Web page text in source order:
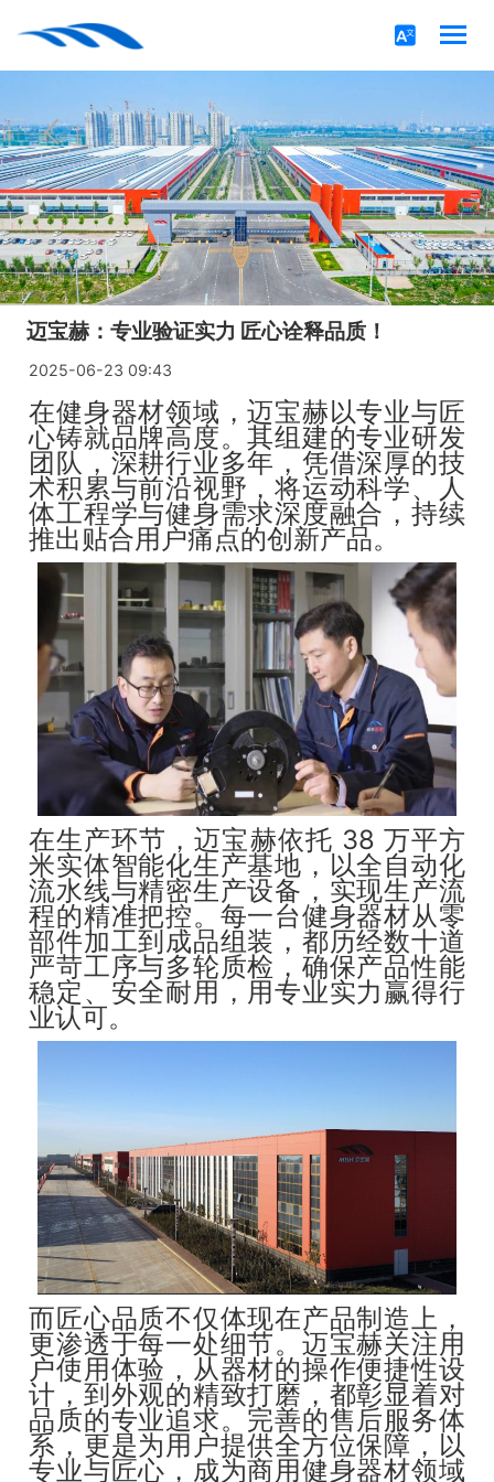
迈宝赫：专业验证实力 匠心诠释品质！
2025-06-23 09:43
在健身器材领域，迈宝赫以专业与匠
心铸就品牌高度。其组建的专业研发
团队，深耕行业多年，凭借深厚的技
术积累与前沿视野，将运动科学、人
体工程学与健身需求深度融合，持续
推出贴合用户痛点的创新产品。
在生产环节，迈宝赫依托 38 万平方
米实体智能化生产基地，以全自动化
流水线与精密生产设备，实现生产流
程的精准把控。每一台健身器材从零
部件加工到成品组装，都历经数十道
严苛工序与多轮质检，确保产品性能
稳定、安全耐用，用专业实力赢得行
业认可。
而匠心品质不仅体现在产品制造上，
更渗透于每一处细节。迈宝赫关注用
户使用体验，从器材的操作便捷性设
计，到外观的精致打磨，都彰显着对
品质的专业追求。完善的售后服务体
系，更是为用户提供全方位保障，以
专业与匠心，成为商用健身器材领域